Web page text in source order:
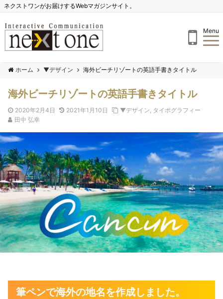
ネクストワンがお届けするWebマガジンサイト。
Menu
ホーム ▼デザイン 海外ビーチリゾートの英語手書きタイトル
海外ビーチリゾートの英語手書きタイトル
2020年2月4日 2021年1月10日 ▼デザイン, タイポグラフィー
田中 弘幸
筆ペンで海外の地名を作成しました。